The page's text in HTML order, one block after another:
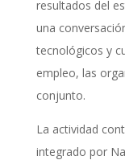
resultados del
una
tecnológicos y
empleo, las
conjunto.
La actividad
integrado por